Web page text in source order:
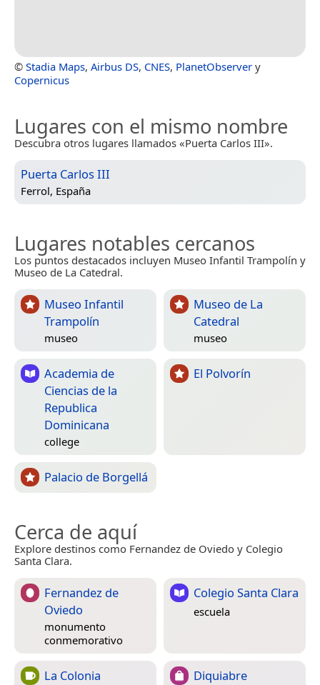
© Stadia Maps, Airbus DS, CNES, PlanetObserver y
Copernicus
Lugares con el mismo nombre
Descubra otros lugares llamados «Puerta Carlos III».
Puerta Carlos III
Ferrol, España
Lugares notables cercanos
Los puntos destacados incluyen Museo Infantil Trampolín y
Museo de La Catedral.
Museo Infantil
Trampolín
museo
Museo de La
Catedral
museo
Academia de
Ciencias de la
Republica
Dominicana
college
El Polvorín
Palacio de Borgellá
Cerca de aquí
Explore destinos como Fernandez de Oviedo y Colegio
Santa Clara.
Fernandez de
Oviedo
monumento
conmemorativo
Colegio Santa Clara
escuela
La Colonia Diquiabre